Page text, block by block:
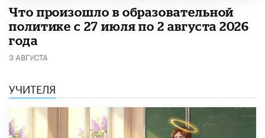
​Что произошло в образовательной
политике с 27 июля по 2 августа 2026
года
3 АВГУСТА
УЧИТЕЛЯ